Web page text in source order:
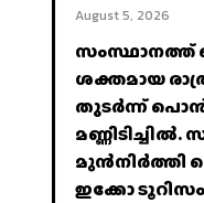
August 5, 2026
സംസ്ഥാനത്ത്
ശക്തമായ
തുടർന്ന്
മുൻനിർത്തി
ഇക്കോ ടൂറിസം